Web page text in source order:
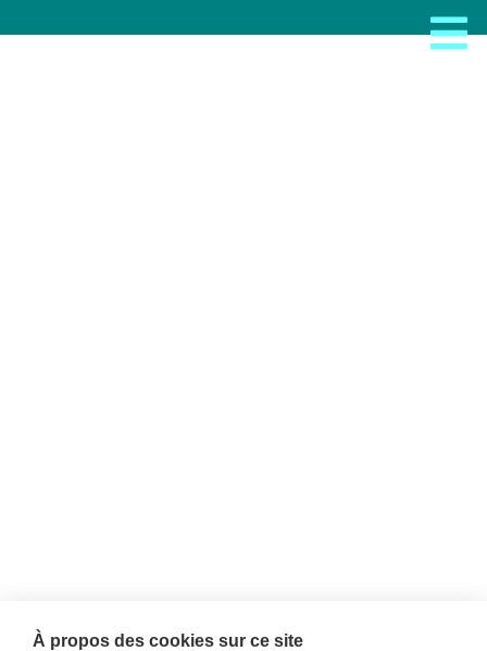
À propos des cookies sur ce site